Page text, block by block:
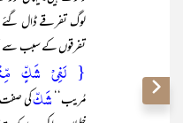
لوگ تفرقے ڈال
تفرقوں کے سبب سے
{ لَفِیۡ شَکٍّ
مُریب‘‘ شَکّکی